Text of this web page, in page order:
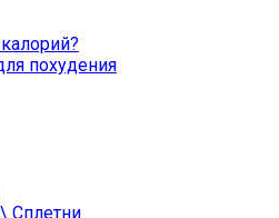
похудения
Сплетни